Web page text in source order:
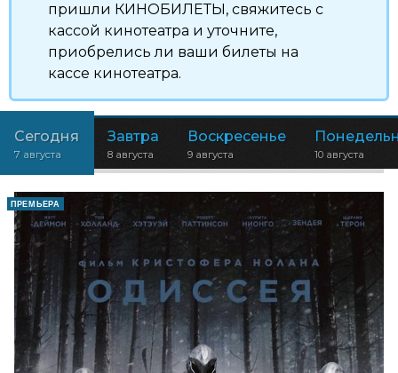
пришли КИНОБИЛЕТЫ, свяжитесь с
кассой кинотеатра и уточните,
приобрелись ли ваши билеты на
кассе кинотеатра.
Сегодня
7 августа
Завтра
8 августа
Воскресенье
9 августа 10 августа
ПРЕМЬЕРА